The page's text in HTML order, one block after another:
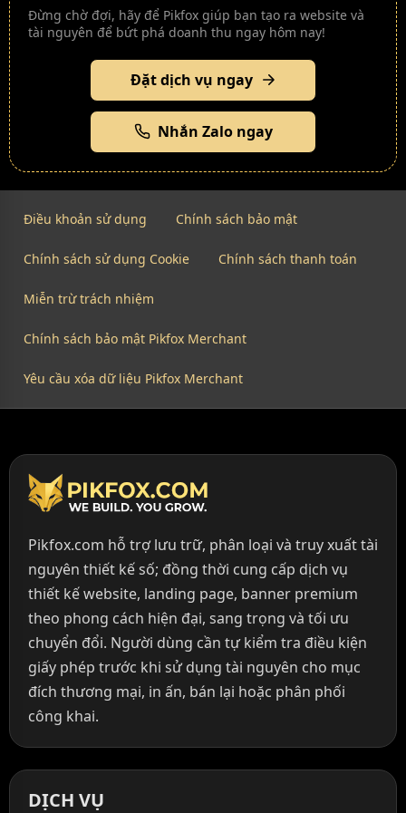
Đừng chờ đợi, hãy để Pikfox giúp bạn tạo ra website và
tài nguyên để bứt phá doanh thu ngay hôm nay!
Đặt dịch vụ ngay
Nhắn Zalo ngay
Điều khoản sử dụng Chính sách bảo mật
Chính sách sử dụng Cookie Chính sách thanh toán
Miễn trừ trách nhiệm
Chính sách bảo mật Pikfox Merchant
Yêu cầu xóa dữ liệu Pikfox Merchant
Pikfox.com hỗ trợ lưu trữ, phân loại và truy xuất tài
nguyên thiết kế số; đồng thời cung cấp dịch vụ
thiết kế website, landing page, banner premium
theo phong cách hiện đại, sang trọng và tối ưu
chuyển đổi. Người dùng cần tự kiểm tra điều kiện
giấy phép trước khi sử dụng tài nguyên cho mục
đích thương mại, in ấn, bán lại hoặc phân phối
công khai.
DỊCH VỤ